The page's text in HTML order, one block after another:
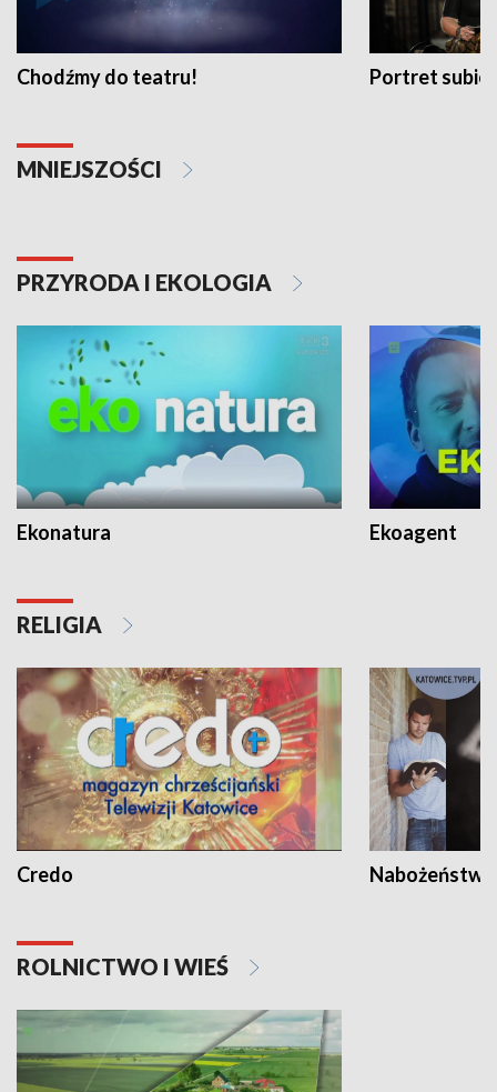
Chodźmy do teatru! Portret
MNIEJSZOŚCI
PRZYRODA I EKOLOGIA
Ekonatura Ekoagent
RELIGIA
Credo
ROLNICTWO I WIEŚ